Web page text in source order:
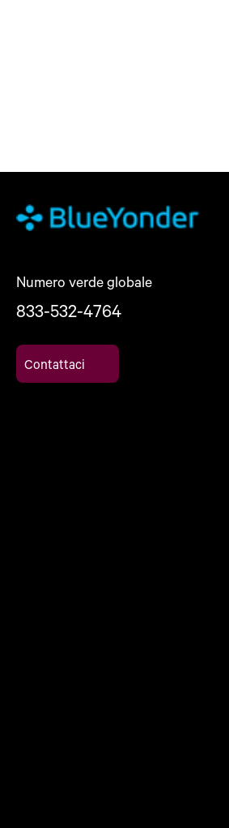
Numero verde globale
833-532-4764
Contattaci